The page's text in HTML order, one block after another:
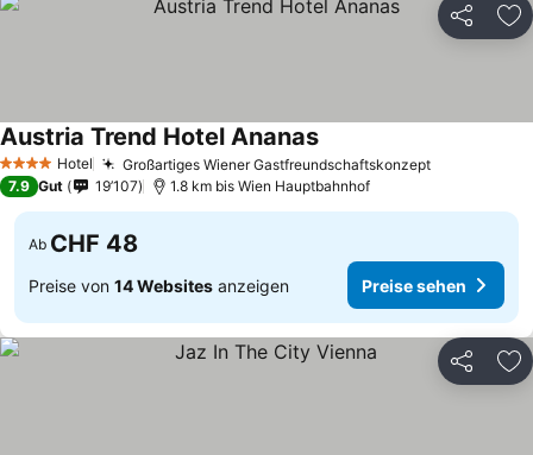
Teilen
4 Sterne Hotel Großartiges Wiener Gastfreundschaftskonzept
Austria Trend Hotel Ananas
7.9 Gut 19’107 1.8 km bis Wien Hauptbahnhof
Ab CHF 48
Preise von 14 Websites anzeigen Preise sehen
Teilen